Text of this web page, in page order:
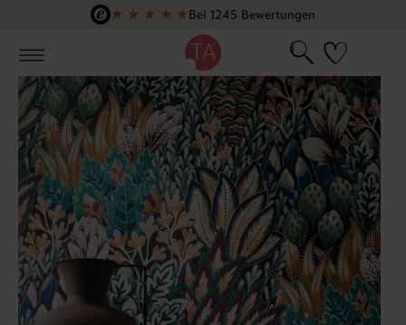
Zum Hauptinhalt springen
★ ★ ★ ★ ★Bei 1245 Bewertungen